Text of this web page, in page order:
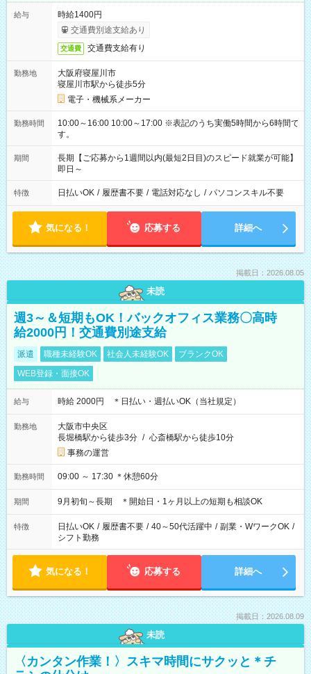
給与
時給1400円
交通費別途支給あり
交通費 交通費支給有り
勤務地
大阪府寝屋川市
寝屋川市駅から徒歩5分
電子・機械系メーカー
勤務時間
10:00～16:00 10:00～17:00 ※表記のうち実働5時間から6時間で
す。
期間
長期【ご応募から1週間以内(最短2日目)のスピード就業が可能】
即日～
特徴 日払いOK / 履歴書不要 / 電話対応なし / パソコンスキル不要
気になる！ 応募する 詳細へ
掲載日：2026.08.05
未読
週3～＆短期もOK！バックオフィス業務〇高時
給2000円！交通費別途支給
派遣 職種未経験OK 社会人未経験OK
ブランクOK
WEB登録・面接OK
給与 時給 2000円 ＊日払い・週払いOK（当社規定）
勤務地
大阪市中央区
長堀橋駅から徒歩3分 / 心斎橋駅から徒歩10分
事務の運営
勤務時間 09:00 ～ 17:30 ＊休憩60分
期間 9月初旬～長期 ＊開始日・1ヶ月以上の短期も相談OK
特徴 日払いOK / 履歴書不要 / 40～50代活躍中 / 副業・WワークOK /
シフト勤務
気になる！ 応募する 詳細へ
掲載日：2026.08.09
未読
〈カンタン作業！〉スキマ時間にサクッと＊チ